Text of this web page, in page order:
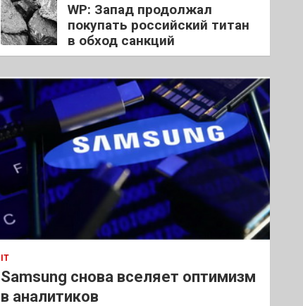
WP: Запад продолжал
покупать российский титан
в обход санкций
IT
Samsung снова вселяет оптимизм
в аналитиков